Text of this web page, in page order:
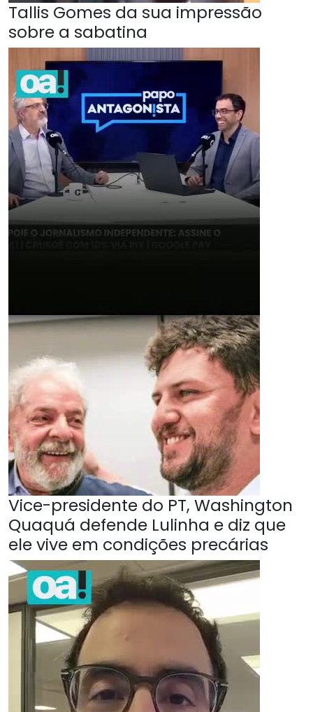
Tallis Gomes da sua impressão
sobre a sabatina
Vice-presidente do PT, Washington
Quaquá defende Lulinha e diz que
ele vive em condições precárias